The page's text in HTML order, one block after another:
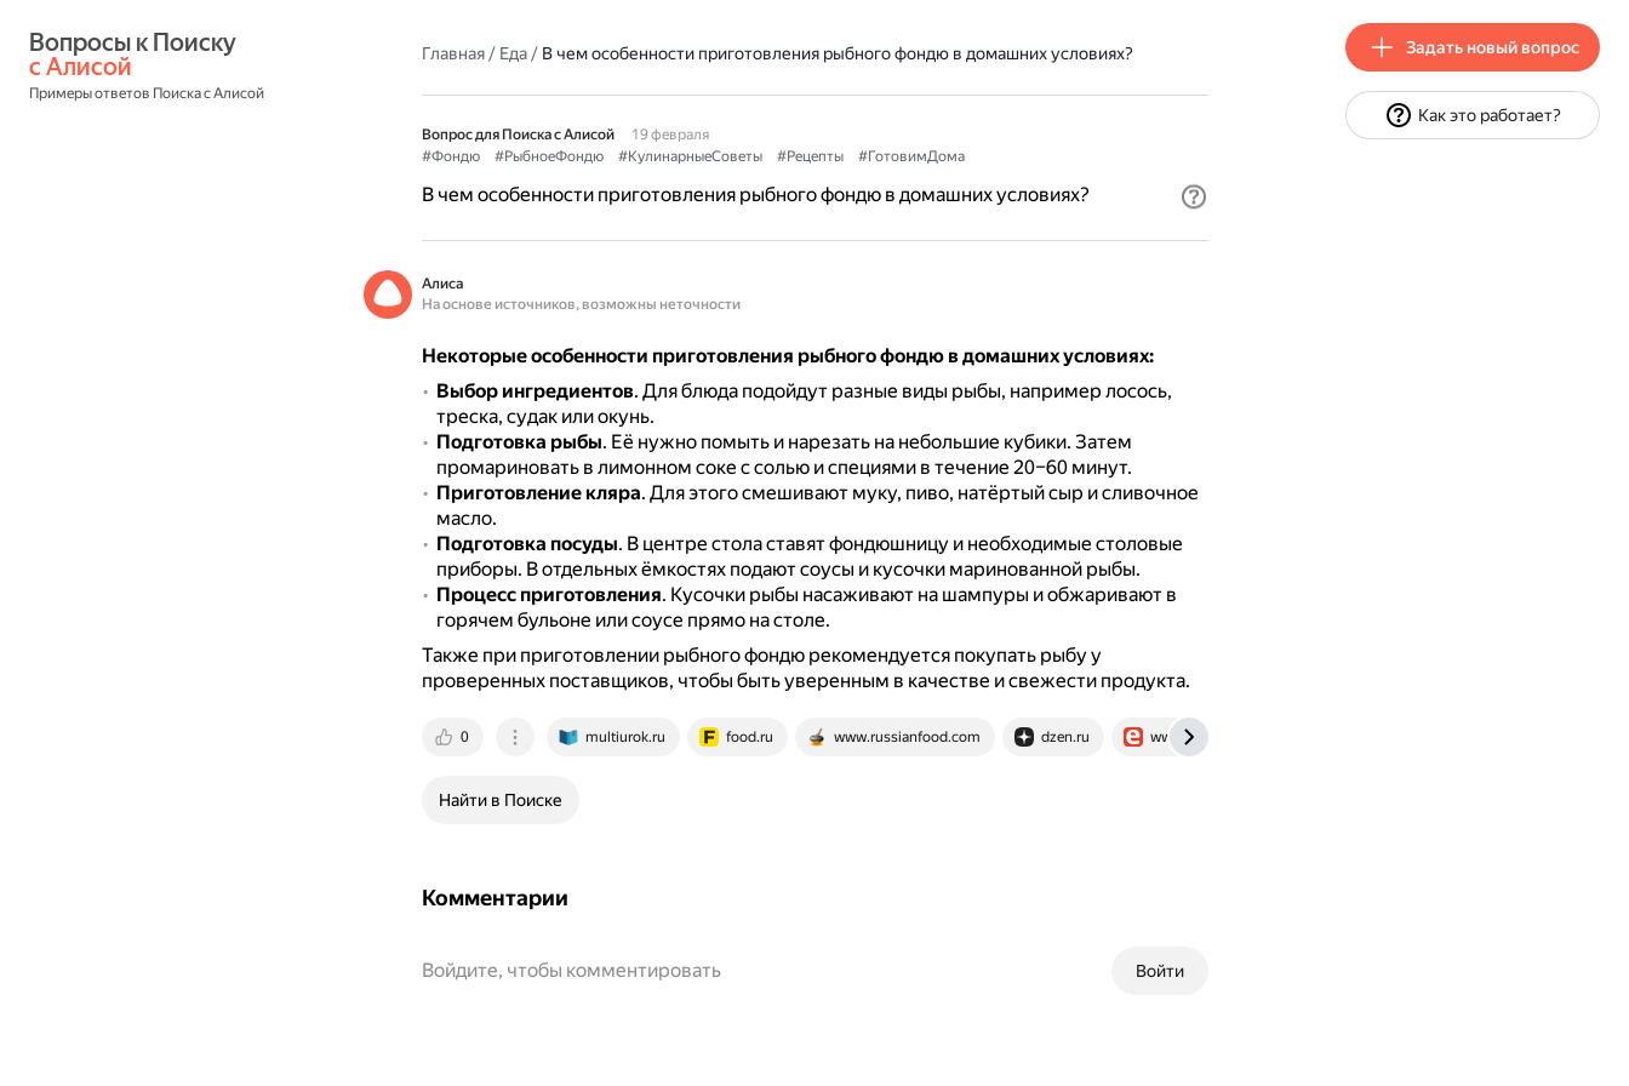
с Алисой
Примеры ответов Поиска с Алисой
Главная/ Еда/ В чем особенности приготовления рыбного фондю в домашних условиях?
Вопрос для Поиска с Алисой
19 февраля
#Фондю
#РыбноеФондю #КулинарныеСоветы #Рецепты #ГотовимДома
В чем особенности приготовления рыбного фондю в домашних условиях?
Алиса
На основе источников, возможны неточности
Некоторые особенности приготовления рыбного фондю в домашних условиях:
Выбор ингредиентов. Для блюда подойдут разные виды рыбы, например лосось,
треска, судак или окунь.
Подготовка рыбы. Её нужно помыть и нарезать на небольшие кубики. Затем
промариновать в лимонном соке с солью и специями в течение 20–60 минут.
Приготовление кляра. Для этого смешивают муку, пиво, натёртый сыр и сливочное
масло.
Подготовка посуды. В центре стола ставят фондюшницу и необходимые столовые
приборы. В отдельных ёмкостях подают соусы и кусочки маринованной рыбы.
Процесс приготовления. Кусочки рыбы насаживают на шампуры и обжаривают в
горячем бульоне или соусе прямо на столе.
Также при приготовлении рыбного фондю рекомендуется покупать рыбу у
проверенных поставщиков, чтобы быть уверенным в качестве и свежести продукта.
0 multiurok.ru food.ru www.russianfood.com dzen.ru www.tveda.ru
Найти в Поиске
Комментарии
Войти
Войдите, чтобы комментировать
Задать новый вопрос
Как это работает?